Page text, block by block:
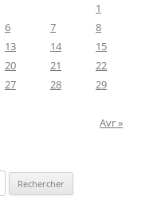
1
6 7
8
13 14
15
20 21
22
27 28
29
Avr »